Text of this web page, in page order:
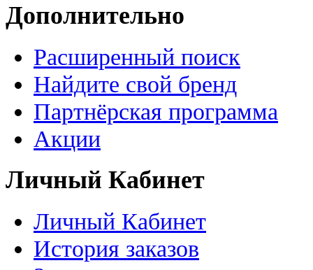
Дополнительно
Расширенный поиск
Найдите свой бренд
Партнёрская программа
Акции
Личный Кабинет
Личный Кабинет
История заказов